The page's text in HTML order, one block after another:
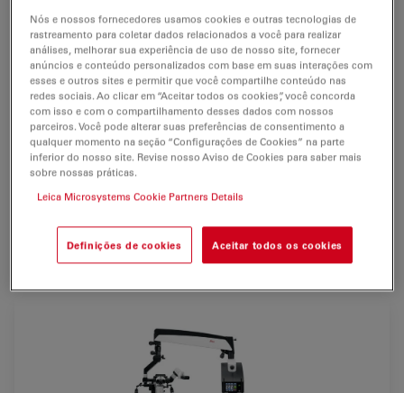
magnífica qualidade ótica
manobra. As imagens vívidas e nítidas e a grande
profundidade de campo permitem que o cirurgião veja
detalhes com precisão.
A iluminação baseada na distância de trabalho fornece
luz suficiente para locais de operação profundos e
ainda ajuda a manter o paciente em segurança.
Concebido como ummicroscópio para
para procedimentos emcoluna, mão
reconstrutivos/estéticos.
Nós e nossos fornecedores usamos cookies e outras tecnologias de
rastreamento para coletar dados relacionados a você para realizar
análises, melhorar sua experiência de uso de nosso site, fornecer
anúncios e conteúdo personalizados com base em suas interações com
esses e outros sites e permitir que você compartilhe conteúdo nas
redes sociais. Ao clicar em “Aceitar todos os cookies”, você concorda
com isso e com o compartilhamento desses dados com nossos
parceiros. Você pode alterar suas preferências de consentimento a
qualquer momento na seção “Configurações de Cookies” na parte
inferior do nosso site. Revise nosso Aviso de Cookies para saber mais
sobre nossas práticas.
Leica Microsystems Cookie Partners Details
Definições de cookies Aceitar todos os cookies